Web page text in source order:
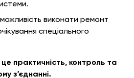
можливість виконати ремонт
спеціального
це практичність, контроль та
з’єднанні.